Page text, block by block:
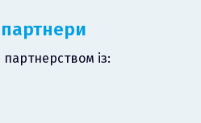
партнери
із: